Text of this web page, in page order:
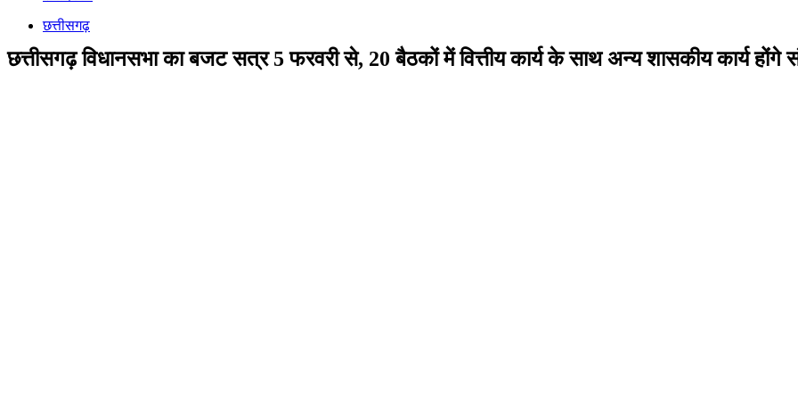
छत्तीसगढ़
छत्तीसगढ़ विधानसभा का बजट सत्र 5 फरवरी से, 20 बैठकों में वित्तीय कार्य के साथ अन्य शासकीय कार्य